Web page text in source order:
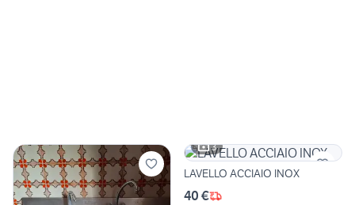
3
LAVELLO ACCIAIO INOX
40 €